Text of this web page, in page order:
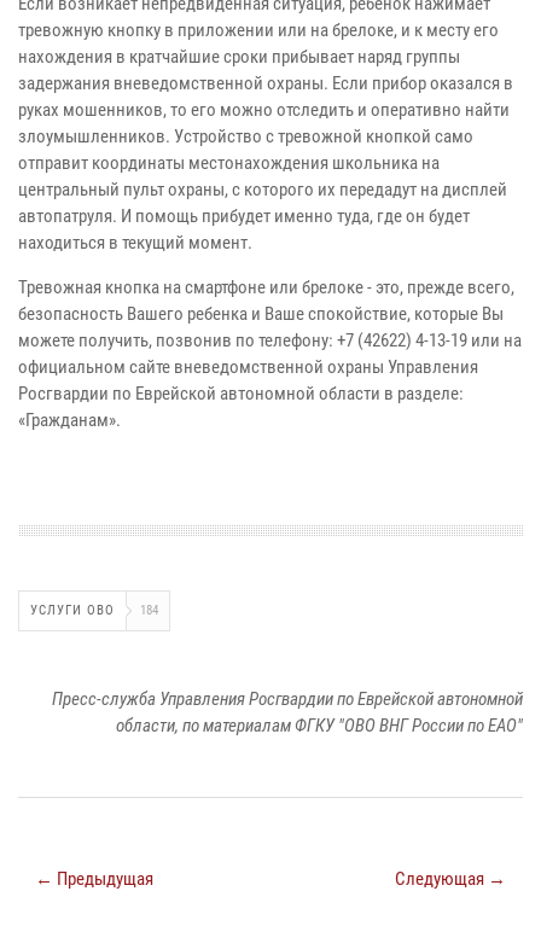
тревожную кнопку в приложении или на брелоке, и к месту его
нахождения в кратчайшие сроки прибывает наряд группы
задержания вневедомственной охраны. Если прибор оказался в
руках мошенников, то его можно отследить и оперативно найти
злоумышленников. Устройство с тревожной кнопкой само
отправит координаты местонахождения школьника на
центральный пульт охраны, с которого их передадут на дисплей
автопатруля. И помощь прибудет именно туда, где он будет
находиться в текущий момент.
Тревожная кнопка на смартфоне или брелоке - это, прежде всего,
безопасность Вашего ребенка и Ваше спокойствие, которые Вы
можете получить, позвонив по телефону: +7 (42622) 4-13-19 или на
официальном сайте вневедомственной охраны Управления
Росгвардии по Еврейской автономной области в разделе:
«Гражданам».
УСЛУГИ ОВО 184
Пресс-служба Управления Росгвардии по Еврейской автономной
области, по материалам ФГКУ "ОВО ВНГ России по ЕАО"
← Предыдущая Следующая →